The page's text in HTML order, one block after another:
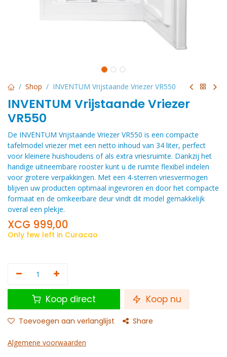
Shop INVENTUM Vrijstaande Vriezer VR550
INVENTUM Vrijstaande Vriezer
VR550
De INVENTUM Vrijstaande Vriezer VR550 is een compacte
tafelmodel vriezer met een netto inhoud van 34 liter, perfect
voor kleinere huishoudens of als extra vriesruimte. Dankzij het
handige uitneembare rooster kunt u de ruimte flexibel indelen
voor grotere verpakkingen. Met een 4-sterren vriesvermogen
blijven uw producten optimaal ingevroren en door het compacte
formaat en de omkeerbare deur vindt dit model gemakkelijk
overal een plekje.
XCG 999,00
Only few left in Curacao
Koop direct Koop nu
Toevoegen aan verlanglijst Share
Algemene voorwaarden